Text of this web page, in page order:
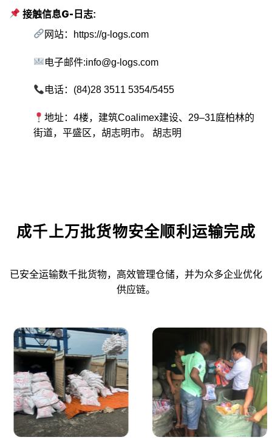
接触信息G-日志:
网站：
https://g-logs.com
电子邮件:info@g-logs.com
电话：(84)28 3511 5354/5455
地址：4楼，建筑Coalimex建设、29–31庭柏林的
街道，平盛区，胡志明市。 胡志明
成千上万批货物安全顺利运输完成
已安全运输数千批货物，高效管理仓储，并为众多企业优化
供应链。